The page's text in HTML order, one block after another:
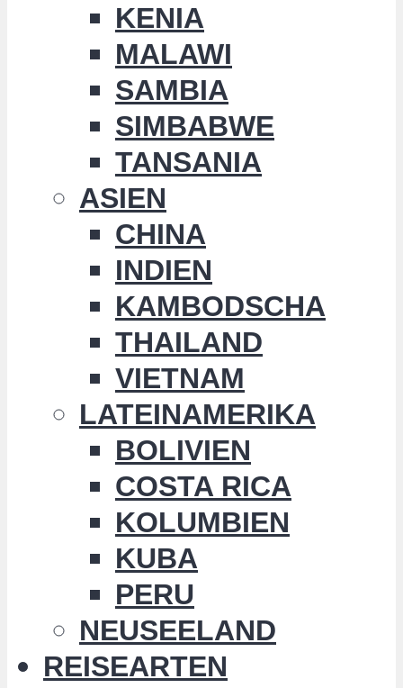
KENIA
MALAWI
SAMBIA
SIMBABWE
TANSANIA
ASIEN
CHINA
INDIEN
KAMBODSCHA
THAILAND
VIETNAM
LATEINAMERIKA
BOLIVIEN
COSTA RICA
KOLUMBIEN
KUBA
PERU
NEUSEELAND
REISEARTEN